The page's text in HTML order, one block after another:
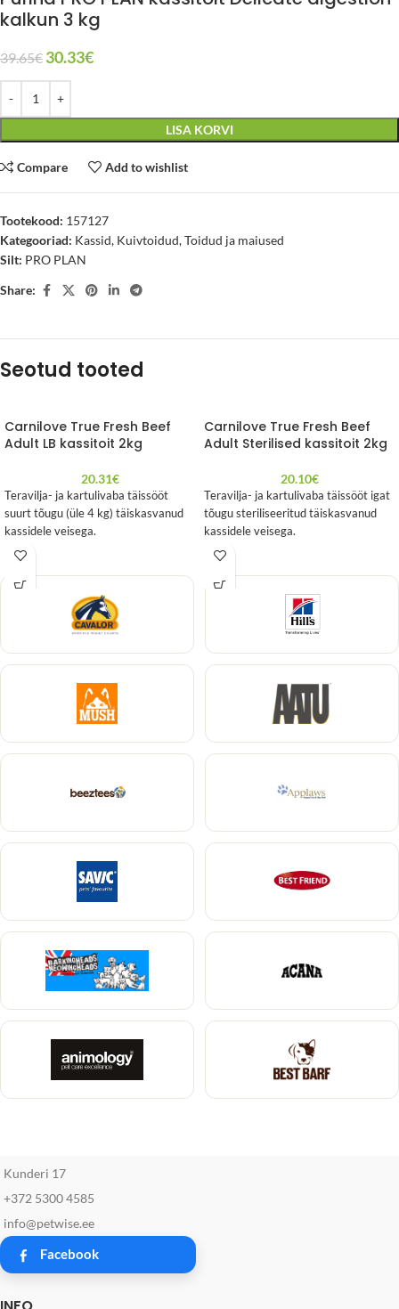
kalkun 3 kg
39.65€ 30.33€
LISA KORVI
Compare Add to wishlist
Tootekood: 157127
Kategooriad: Kassid, Kuivtoidud,Toidud ja maiused
Silt: PRO PLAN
Share:
Seotud tooted
Carnilove True Fresh Beef
Adult LB kassitoit 2kg
20.31€
Teravilja- ja kartulivaba täissööt
suurt tõugu (üle 4 kg) täiskasvanud
kassidele veisega.
Carnilove True Fresh Beef
Adult Sterilised kassitoit 2kg
20.10€
Teravilja- ja kartulivaba täissööt igat
tõugu steriliseeritud täiskasvanud
kassidele veisega.
Kunderi 17
+372 5300 4585
info@petwise.ee
Facebook